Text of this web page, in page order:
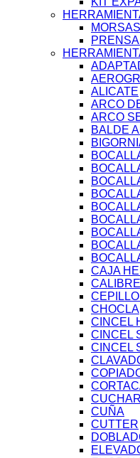
MORSAS
ALICATE
ARCO
ARCO
BALDE
CAJA
CHOCLA
CINCEL
CINCEL
CINCEL
CUÑA
CUTTER